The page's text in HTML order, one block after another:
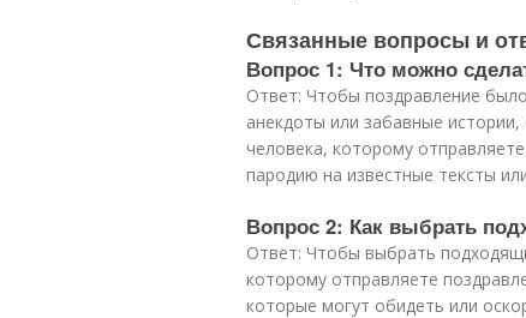
Связанные вопросы и
Вопрос 1: Что можно
Ответ: Чтобы поздравление
анекдоты или забавные
человека, которому
пародию на известные тексты
Вопрос 2: Как выбрать
Ответ: Чтобы выбрать
которому отправляете
которые могут обидеть или